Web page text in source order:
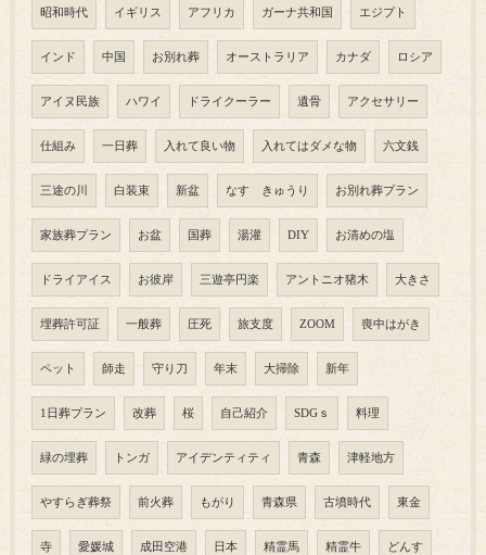
昭和時代 イギリス アフリカ ガーナ共和国 エジプト
インド 中国 お別れ葬 オーストラリア カナダ ロシア
アイヌ民族 ハワイ ドライクーラー 遺骨 アクセサリー
仕組み 一日葬 入れて良い物 入れてはダメな物 六文銭
三途の川 白装束 新盆 なす きゅうり お別れ葬プラン
家族葬プラン お盆 国葬 湯灌 DIY お清めの塩
ドライアイス お彼岸 三遊亭円楽 アントニオ猪木 大きさ
埋葬許可証 一般葬 圧死 旅支度 ZOOM 喪中はがき
ペット 師走 守り刀 年末 大掃除 新年
1日葬プラン 改葬 桜 自己紹介 SDGｓ 料理
緑の埋葬 トンガ アイデンティティ 青森 津軽地方
やすらぎ葬祭 前火葬 もがり 青森県 古墳時代 東金
寺 愛媛城 成田空港 日本 精霊馬 精霊牛 どんす